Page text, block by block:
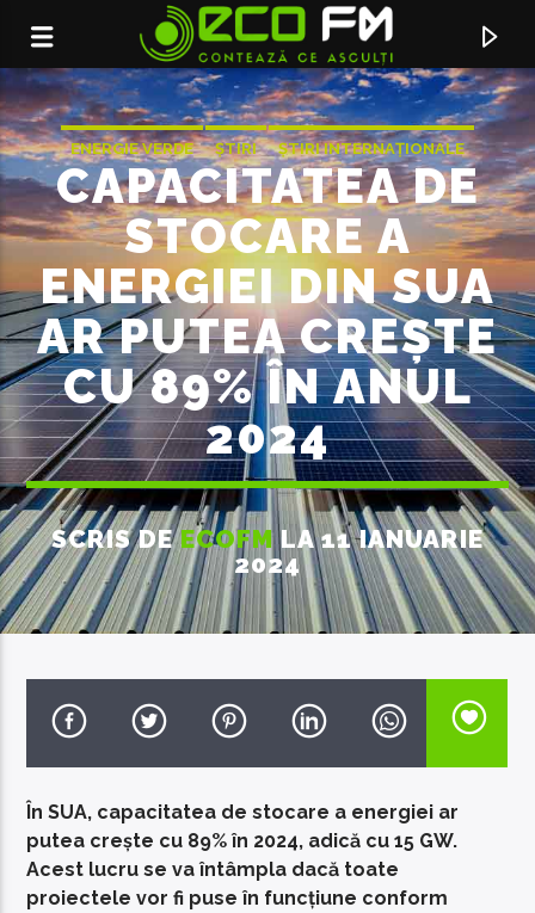
ACUM ÎN DIRECT
TITLE
ARTIST
EcoFM Chisinau
ENERGIE VERDE ȘTIRI ȘTIRI INTERNAȚIONALE
CAPACITATEA DE
STOCARE A
ENERGIEI DIN SUA
AR PUTEA CREȘTE
CU 89% ÎN ANUL
2024
SCRIS DEECOFMLA 11 IANUARIE
2024
În SUA, capacitatea de stocare a energiei ar
putea crește cu 89% în 2024, adică cu 15 GW.
Acest lucru se va întâmpla dacă toate
proiectele vor fi puse în funcțiune conform